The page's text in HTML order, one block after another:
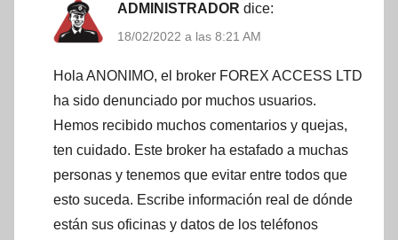
ADMINISTRADOR dice:
18/02/2022 a las 8:21 AM
Hola ANONIMO, el broker FOREX ACCESS LTD
ha sido denunciado por muchos usuarios.
Hemos recibido muchos comentarios y quejas,
ten cuidado. Este broker ha estafado a muchas
personas y tenemos que evitar entre todos que
esto suceda. Escribe información real de dónde
están sus oficinas y datos de los teléfonos